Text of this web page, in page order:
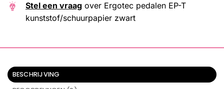
Stel een vraag over Ergotec pedalen EP-T
kunststof/schuurpapier zwart
BESCHRIJVING